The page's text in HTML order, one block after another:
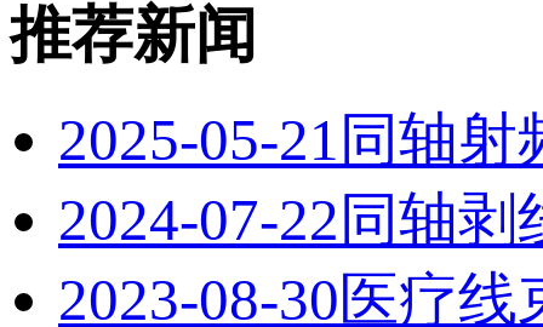
推荐新闻
2025-05-21同轴射
2024-07-22同轴剥
2023-08-30医疗线